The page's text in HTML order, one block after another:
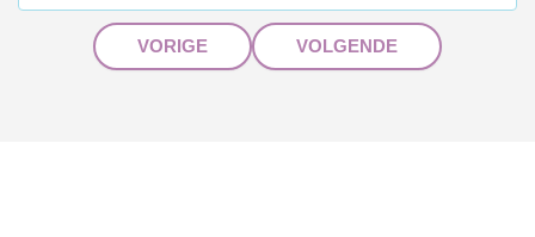
VORIGE VOLGENDE